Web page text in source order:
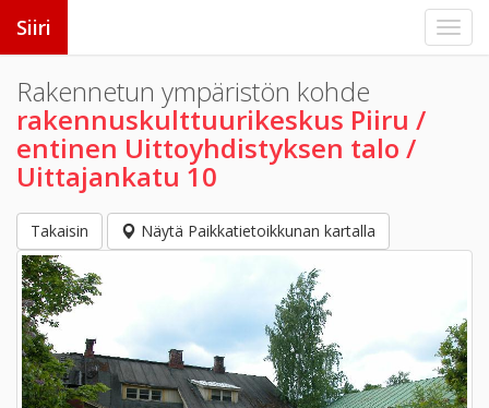
Siiri
Rakennetun ympäristön kohde
rakennuskulttuurikeskus Piiru /
entinen Uittoyhdistyksen talo /
Uittajankatu 10
Takaisin Näytä Paikkatietoikkunan kartalla